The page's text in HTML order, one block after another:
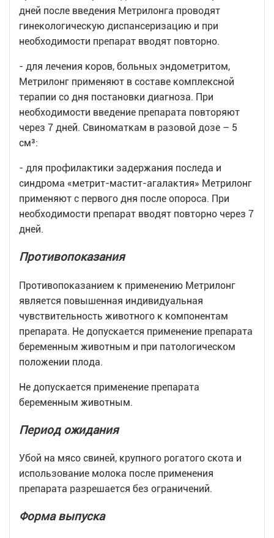
дней после введения Метрилонга проводят
гинекологическую диспансеризацию и при
необходимости препарат вводят повторно.
- для лечения коров, больных эндометритом,
Метрилонг применяют в составе комплексной
терапии со дня постановки диагноза. При
необходимости введение препарата повторяют
через 7 дней. Свиноматкам в разовой дозе – 5
см³:
- для профилактики задержания последа и
синдрома «метрит-мастит-агалактия» Метрилонг
применяют с первого дня после опороса. При
необходимости препарат вводят повторно через 7
дней.
Противопоказания
Противопоказанием к применению Метрилонг
является повышенная индивидуальная
чувствительность животного к компонентам
препарата. Не допускается применение препарата
беременным животным и при патологическом
положении плода.
Не допускается применение препарата
беременным животным.
Период ожидания
Убой на мясо свиней, крупного рогатого скота и
использование молока после применения
препарата разрешается без ограничений.
Форма выпуска